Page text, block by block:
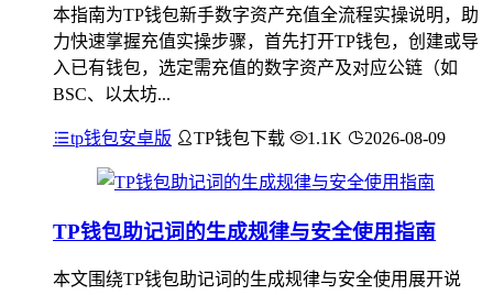
本指南为TP钱包新手数字资产充值全流程实操说明，助
力快速掌握充值实操步骤，首先打开TP钱包，创建或导
入已有钱包，选定需充值的数字资产及对应公链（如
BSC、以太坊...
tp钱包安卓版 TP钱包下载 1.1K 2026-08-09
TP钱包助记词的生成规律与安全使用指南
本文围绕TP钱包助记词的生成规律与安全使用展开说